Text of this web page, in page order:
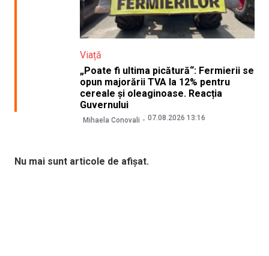
Viață
„Poate fi ultima picătură“: Fermierii se
opun majorării TVA la 12% pentru
cereale și oleaginoase. Reacția
Guvernului
Mihaela Conovali 07.08.2026 13:16
Nu mai sunt articole de afișat.